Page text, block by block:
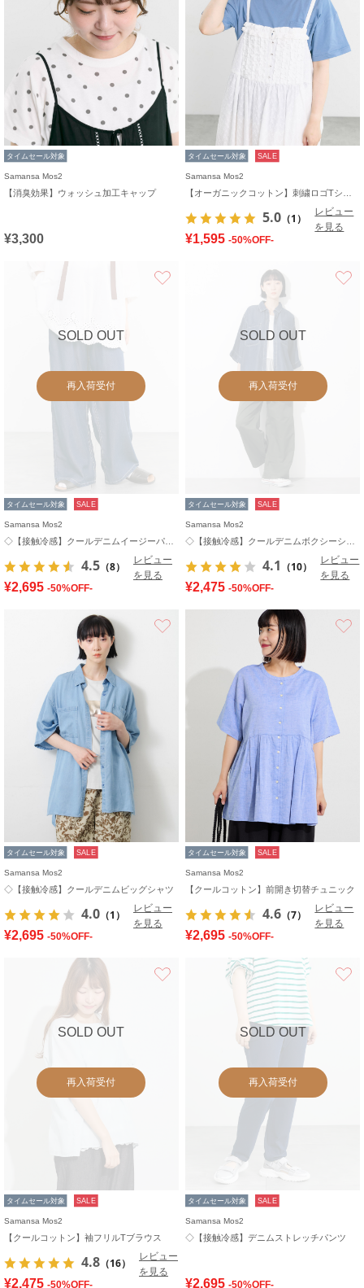
タイムセール対象
Samansa Mos2
【消臭効果】ウォッシュ加工キャップ
¥3,300
タイムセール対象 SALE
Samansa Mos2
5.0 （1）
レビュー
を見る
¥1,595 -50%OFF-
SOLD OUT
再入荷受付
タイムセール対象 SALE
Samansa Mos2
4.5 （8）
レビュー
を見る
¥2,695 -50%OFF-
SOLD OUT
再入荷受付
タイムセール対象 SALE
Samansa Mos2
4.1 （10）
レビュー
を見る
¥2,475 -50%OFF-
タイムセール対象 SALE
Samansa Mos2
◇【接触冷感】クールデニムビッグシャツ
4.0 （1）
レビュー
を見る
¥2,695 -50%OFF-
タイムセール対象 SALE
Samansa Mos2
【クールコットン】前開き切替チュニック
4.6 （7）
レビュー
を見る
¥2,695 -50%OFF-
SOLD OUT
再入荷受付
タイムセール対象 SALE
Samansa Mos2
【クールコットン】袖フリルTブラウス
4.8 （16）
レビュー
を見る
¥2,475 -50%OFF-
SOLD OUT
再入荷受付
タイムセール対象 SALE
Samansa Mos2
◇【接触冷感】デニムストレッチパンツ
¥2,695 -50%OFF-